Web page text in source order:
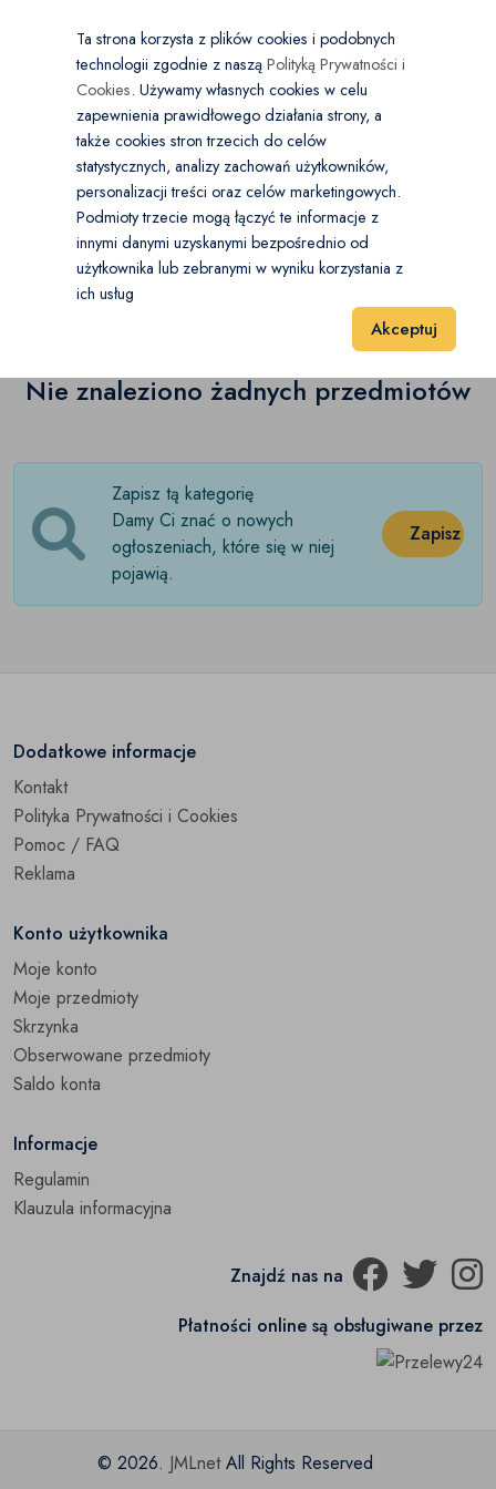
Wybierz kategorię
Moda męska
(0)
(0)
Kardigany (0)
Kombinezony(0)
(0)
Odzież nocna(0)
Odzież sportowa(0)
Swetry(0)
Szorty
Pozostałe
×
Kraj PL
PLN
Moda Moda męska Golfy
Golfy (0) Wyniki 1–1 z 0 Pozycje
Nie znaleziono żadnych przedmiotów
Zapisz tą kategorię
Damy Ci znać o nowych
ogłoszeniach, które się w niej
pojawią.
Zapisz
Dodatkowe informacje
Kontakt
Polityka Prywatności i Cookies
Pomoc / FAQ
Reklama
Konto użytkownika
Moje konto
Moje przedmioty
Skrzynka
Obserwowane przedmioty
Saldo konta
Informacje
Regulamin
Klauzula informacyjna
Znajdź nas na
Płatności online są obsługiwane przez
© 2026. JMLnetAll Rights Reserved
Ta strona korzysta z plików cookies i podobnych
technologii zgodnie z nasząPolityką Prywatności i
Cookies. Używamy własnych cookies w celu
zapewnienia prawidłowego działania strony, a
także cookies stron trzecich do celów
statystycznych, analizy zachowań użytkowników,
personalizacji treści oraz celów marketingowych.
Podmioty trzecie mogą łączyć te informacje z
innymi danymi uzyskanymi bezpośrednio od
użytkownika lub zebranymi w wyniku korzystania z
ich usług
Akceptuj